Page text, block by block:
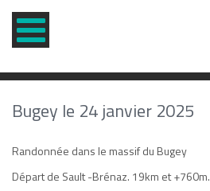
Bugey le 24 janvier 2025
Randonnée dans le massif du Bugey
Départ de Sault -Brénaz. 19km et +760m.